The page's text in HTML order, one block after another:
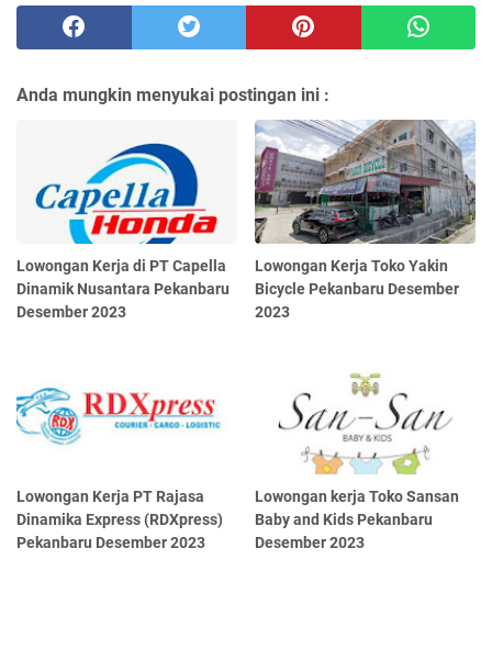
Anda mungkin menyukai postingan ini :
Lowongan Kerja di PT Capella
Dinamik Nusantara Pekanbaru
Desember 2023
Lowongan Kerja Toko Yakin
Bicycle Pekanbaru Desember
2023
Lowongan Kerja PT Rajasa
Dinamika Express (RDXpress)
Pekanbaru Desember 2023
Lowongan kerja Toko Sansan
Baby and Kids Pekanbaru
Desember 2023